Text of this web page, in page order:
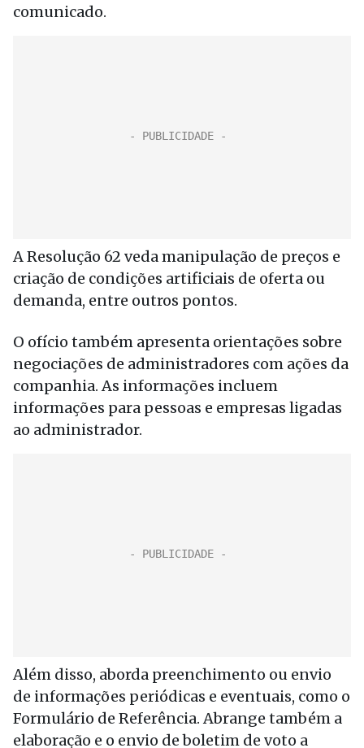
comunicado.
A Resolução 62 veda manipulação de preços e
criação de condições artificiais de oferta ou
demanda, entre outros pontos.
O ofício também apresenta orientações sobre
negociações de administradores com ações da
companhia. As informações incluem
informações para pessoas e empresas ligadas
ao administrador.
Além disso, aborda preenchimento ou envio
de informações periódicas e eventuais, como o
Formulário de Referência. Abrange também a
elaboração e o envio de boletim de voto a